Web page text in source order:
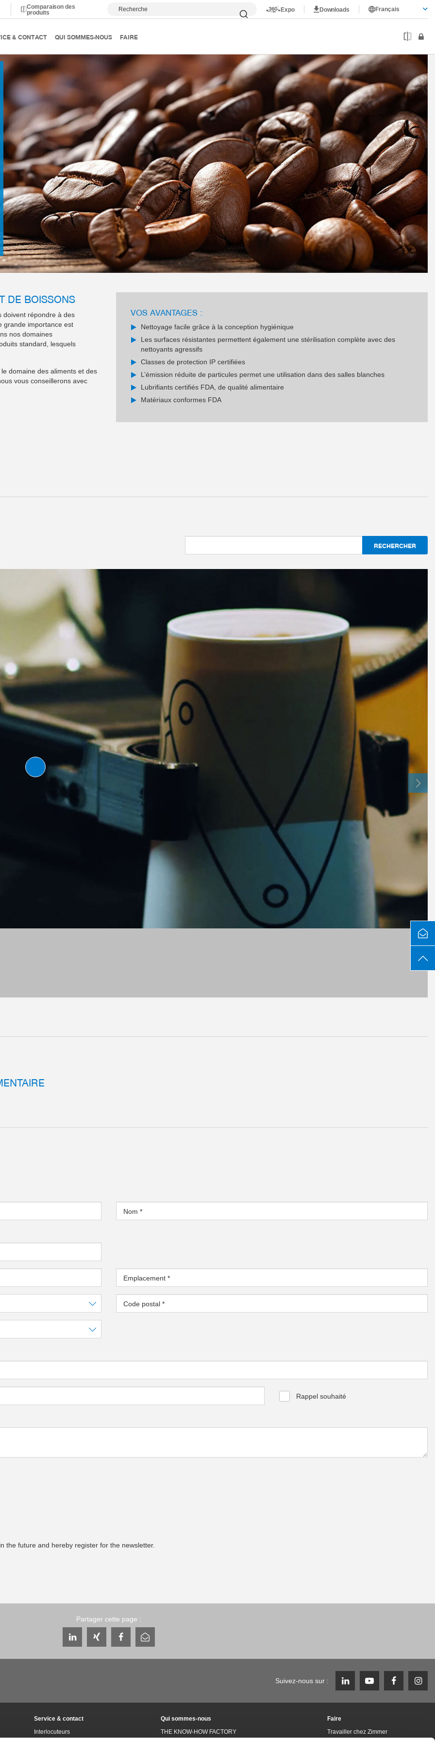
Comparaison des
produits
Recherche Expo Downloads Français
& CONTACT QUI SOMMES-NOUS FAIRE
et boissons
DE BOISSONS
doivent répondre à des
grande importance est
nos domaines
standard, lesquels
domaine des aliments et des
vous conseillerons avec
VOS AVANTAGES :
Nettoyage facile grâce à la conception hygiénique
Les surfaces résistantes permettent également une stérilisation complète avec des
nettoyants agressifs
Classes de protection IP certifiées
L’émission réduite de particules permet une utilisation dans des salles blanches
Lubrifiants certifiés FDA, de qualité alimentaire
Matériaux conformes FDA
Nom *
Emplacement *
Code postal *
Rappel souhaité
the future and hereby register for the newsletter.
Partager cette page :
Suivez-nous sur :
Service & contact
Interlocuteurs
Qui sommes-nous
THE KNOW-HOW FACTORY
Faire
Travailler chez Zimmer